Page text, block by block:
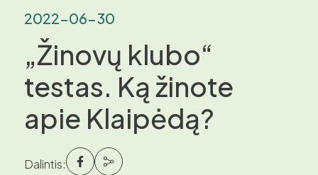
2022-06-30
„Žinovų klubo“
testas. Ką žinote
apie Klaipėdą?
Dalintis: